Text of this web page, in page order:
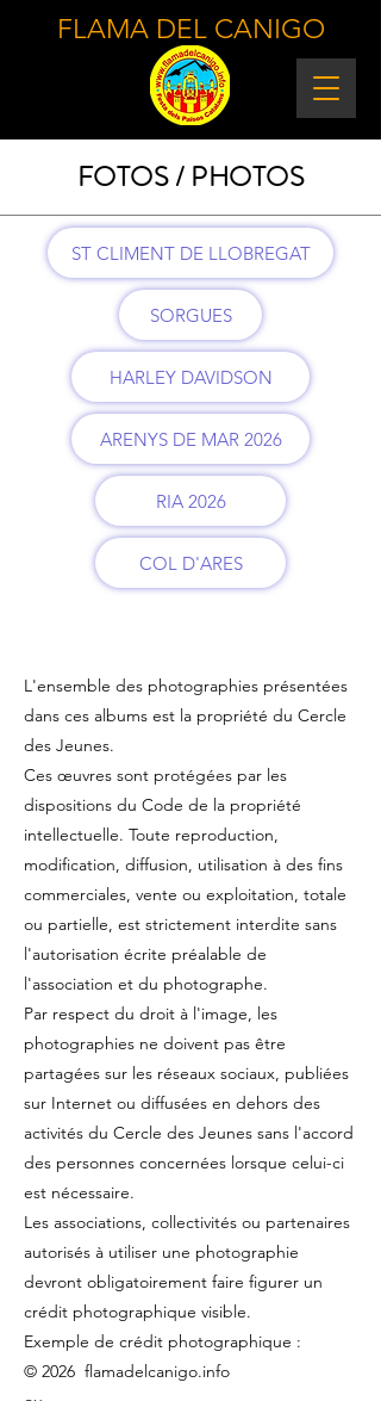
FLAMA DEL CANIGO
FOTOS / PHOTOS
ST CLIMENT DE LLOBREGAT
SORGUES
HARLEY DAVIDSON
ARENYS DE MAR 2026
RIA 2026
COL D'ARES
L'ensemble des photographies présentées
dans ces albums est la propriété du Cercle
des Jeunes.
Ces œuvres sont protégées par les
dispositions du Code de la propriété
intellectuelle. Toute reproduction,
modification, diffusion, utilisation à des fins
commerciales, vente ou exploitation, totale
ou partielle, est strictement interdite sans
l'autorisation écrite préalable de
l'association et du photographe.
Par respect du droit à l'image, les
photographies ne doivent pas être
partagées sur les réseaux sociaux, publiées
sur Internet ou diffusées en dehors des
activités du Cercle des Jeunes sans l'accord
des personnes concernées lorsque celui-ci
est nécessaire.
Les associations, collectivités ou partenaires
autorisés à utiliser une photographie
devront obligatoirement faire figurer un
crédit photographique visible.
Exemple de crédit photographique :
© 2026 flamadelcanigo.info